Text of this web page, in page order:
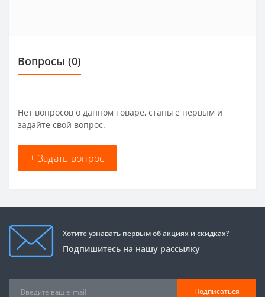
Вопросы (0)
Нет вопросов о данном товаре, станьте первым и
задайте свой вопрос.
+ Задать вопрос
Хотите узнавать первым об акциях и скидках?
Подпишитесь на нашу рассылку
Подписаться